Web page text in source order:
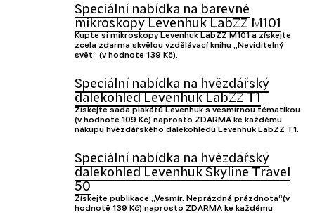
Speciální nabídka na barevné
mikroskopy Levenhuk LabZZ M101
Kupte si mikroskopy Levenhuk LabZZ M101 a získejte
zcela zdarma skvělou vzdělávací knihu „Neviditelný
svět“ (v hodnote 139 Kč).
Speciální nabídka na hvězdářský
dalekohled Levenhuk LabZZ T1
Získejte sada plakátů Levenhuk s vesmírnou tématikou
(v hodnote 109 Kč) naprosto ZDARMA ke každému
nákupu hvězdářského dalekohledu Levenhuk LabZZ T1.
Speciální nabídka na hvězdářský
dalekohled Levenhuk Skyline Travel
50
Získejte publikace „Vesmír. Neprázdná prázdnota“(v
hodnotě 139 Kč) naprosto ZDARMA ke každému